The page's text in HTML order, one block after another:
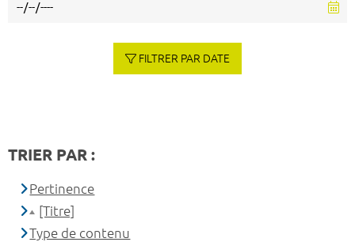
FILTRER PAR DATE
TRIER PAR :
Pertinence
[Titre]
Type de contenu